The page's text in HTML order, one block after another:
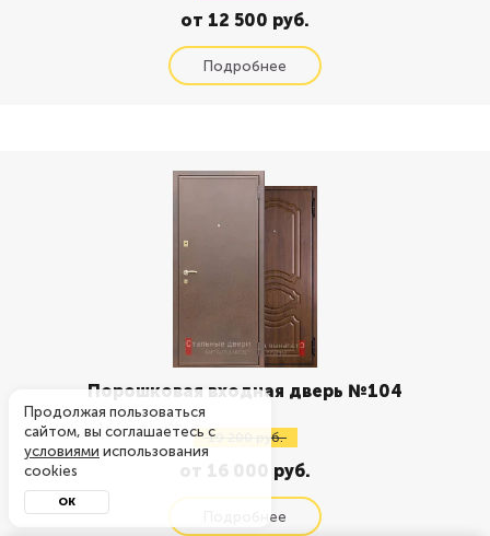
от 12 500 руб.
Порошковая входная дверь №104
19 200 руб.
от 16 000 руб.
Продолжая пользоваться
сайтом, вы соглашаетесь с
условиями использования
cookies
ОК